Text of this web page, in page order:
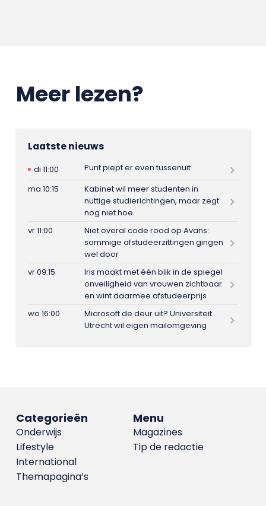
Meer lezen?
Laatste nieuws
di 11:00
Punt piept er even tussenuit
ma 10:15
Kabinet wil meer studenten in
nuttige studierichtingen, maar zegt
nog niet hoe
vr 11:00
Niet overal code rood op Avans:
sommige afstudeerzittingen gingen
wel door
vr 09:15
Iris maakt met één blik in de spiegel
onveiligheid van vrouwen zichtbaar
en wint daarmee afstudeerprijs
wo 16:00
Microsoft de deur uit? Universiteit
Utrecht wil eigen mailomgeving
Menu
Magazines
Tip de redactie
Categorieën
Onderwijs
Lifestyle
International
Themapagina’s